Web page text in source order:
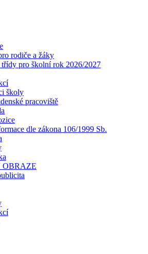
rodiče a žáky
třídy pro školní rok 2026/2027
školy
pracoviště
dle zákona 106/1999 Sb.
OBRAZE